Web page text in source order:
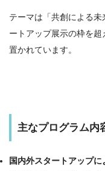
テーマは「共創による
ートアップ展示の枠を
置かれています。
主なプログラム内
国内外スタートアップ